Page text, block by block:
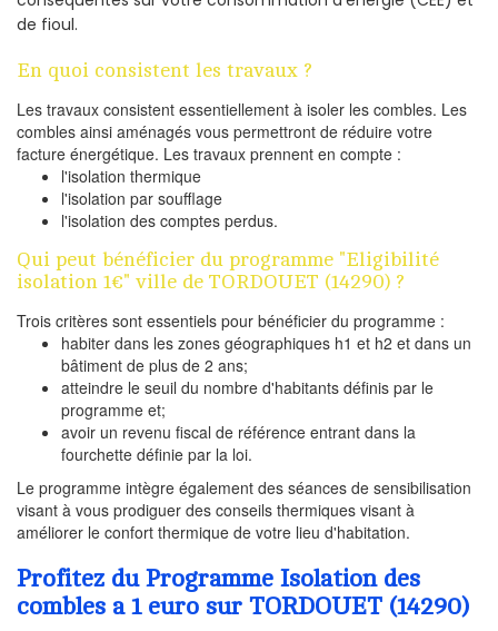
de fioul.
En quoi consistent les travaux ?
Les travaux consistent essentiellement à isoler les combles. Les
combles ainsi aménagés vous permettront de réduire votre
facture énergétique. Les travaux prennent en compte :
l'isolation thermique
l'isolation par soufflage
l'isolation des comptes perdus.
Qui peut bénéficier du programme "Eligibilité
isolation 1€" ville de TORDOUET (14290) ?
Trois critères sont essentiels pour bénéficier du programme :
habiter dans les zones géographiques h1 et h2 et dans un
bâtiment de plus de 2 ans;
atteindre le seuil du nombre d'habitants définis par le
programme et;
avoir un revenu fiscal de référence entrant dans la
fourchette définie par la loi.
Le programme intègre également des séances de sensibilisation
visant à vous prodiguer des conseils thermiques visant à
améliorer le confort thermique de votre lieu d'habitation.
Profitez du Programme Isolation des
combles a 1 euro sur TORDOUET (14290)